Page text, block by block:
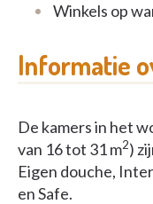
Winkels op
Informatie
De kamers in het
van 16 tot 31 m2)
Eigen douche,
en Safe.